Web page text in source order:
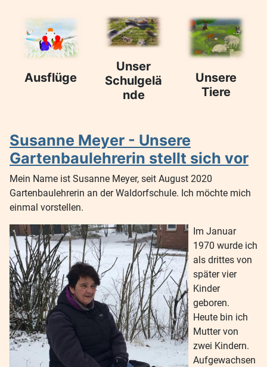
Ausflüge
Unser
Schulgelä
nde
Unsere
Tiere
Susanne Meyer - Unsere
Gartenbaulehrerin stellt sich vor
Mein Name ist Susanne Meyer, seit August 2020
Gartenbaulehrerin an der Waldorfschule. Ich möchte mich
einmal vorstellen.
Im Januar
1970 wurde ich
als drittes von
später vier
Kinder
geboren.
Heute bin ich
Mutter von
zwei Kindern.
Aufgewachsen